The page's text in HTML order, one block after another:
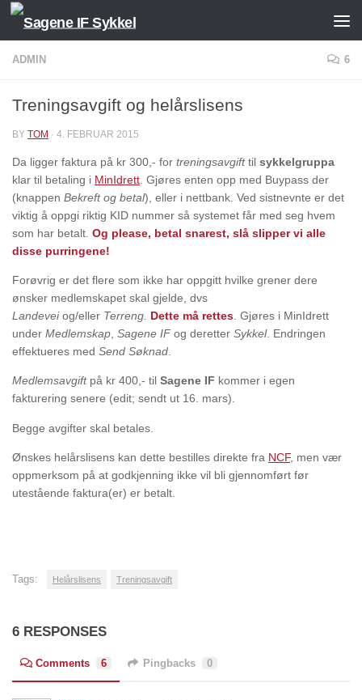
Skip to content
ADMIN 6
Treningsavgift og helårslisens
BY TOM · 4. FEBRUAR 2015
Da ligger faktura på kr 300,- for treningsavgifttil sykkelgruppa
klar til betaling i MinIdrett. Gjøres enten opp med Buypass der
(knappen Bekreft og betal), eller i nettbank. Ved sistnevnte er det
viktig å oppgi riktig KID nummer så systemet får med seg hvem
som har betalt. Og please, betal snarest, slå slipper vi alle
disse purringene!
Forøvrig er det flere som ikke har oppgitt hvilke grener dere
ønsker medlemskapet skal gjelde, dvs
Landeveiog/eller Terreng. Dette må rettes. Gjøres i MinIdrett
under Medlemskap, Sagene IF og deretter Sykkel. Endringen
effektueres med Send Søknad.
Medlemsavgiftpå kr 400,- til Sagene IF kommer i egen
fakturering senere (edit; sendt ut 16. mars).
Begge avgifter skal betales.
Ønskes helårslisens kan dette bestilles direkte fra NCF, men vær
oppmerksom på at godkjenning ikke vil bli gjennomført før
utestående faktura(er) er betalt.
Tags: Helårslisens Treningsavgift
6 RESPONSES
Comments 6 Pingbacks 0